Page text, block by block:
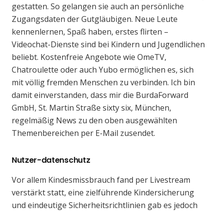
gestatten. So gelangen sie auch an persönliche
Zugangsdaten der Gutgläubigen. Neue Leute
kennenlernen, Spaß haben, erstes flirten –
Videochat-Dienste sind bei Kindern und Jugendlichen
beliebt. Kostenfreie Angebote wie OmeTV,
Chatroulette oder auch Yubo ermöglichen es, sich
mit völlig fremden Menschen zu verbinden. Ich bin
damit einverstanden, dass mir die BurdaForward
GmbH, St. Martin Straße sixty six, München,
regelmäßig News zu den oben ausgewählten
Themenbereichen per E-Mail zusendet.
Nutzer-datenschutz
Vor allem Kindesmissbrauch fand per Livestream
verstärkt statt, eine zielführende Kindersicherung
und eindeutige Sicherheitsrichtlinien gab es jedoch